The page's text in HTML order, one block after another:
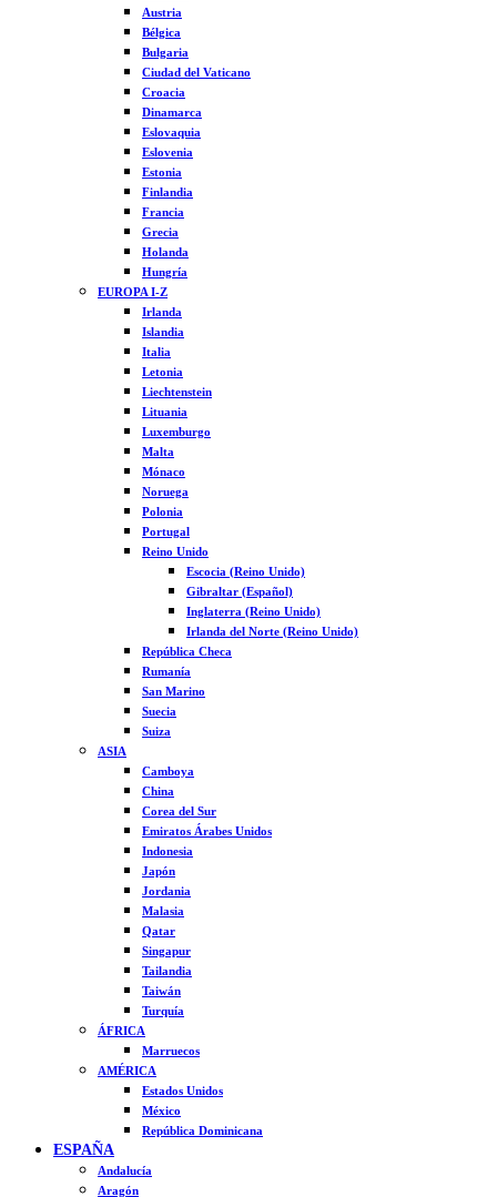
Austria
Bélgica
Bulgaria
Ciudad del Vaticano
Croacia
Dinamarca
Eslovaquia
Eslovenia
Estonia
Finlandia
Francia
Grecia
Holanda
Hungría
EUROPA I-Z
Irlanda
Islandia
Italia
Letonia
Liechtenstein
Lituania
Luxemburgo
Malta
Mónaco
Noruega
Polonia
Portugal
Reino Unido
Escocia (Reino Unido)
Gibraltar (Español)
Inglaterra (Reino Unido)
Irlanda del Norte (Reino Unido)
República Checa
Rumanía
San Marino
Suecia
Suiza
ASIA
Camboya
China
Corea del Sur
Emiratos Árabes Unidos
Indonesia
Japón
Jordania
Malasia
Qatar
Singapur
Tailandia
Taiwán
Turquía
ÁFRICA
Marruecos
AMÉRICA
Estados Unidos
México
República Dominicana
ESPAÑA
Andalucía
Aragón